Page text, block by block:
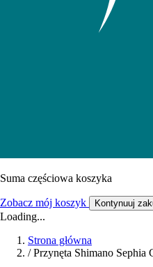
Suma częściowa koszyka
Zobacz mój koszyk Kontynuuj
Loading...
Strona główna
/ Przynęta Shimano Sephia